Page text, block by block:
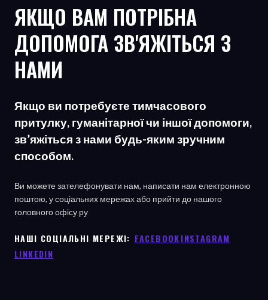
ЯКЩО ВАМ ПОТРІБНА
ДОПОМОГА ЗВ'ЯЖІТЬСЯ З
НАМИ
Якщо ви потребуєте тимчасового
притулку, гуманітарної чи іншої допомоги,
зв’яжіться з нами будь-яким зручним
способом.
Ви можете зателефонувати нам, написати нам електронною
поштою, у соціальних мережах або прийти до нашого
головного офісу ру
НАШІ СОЦІАЛЬНІ МЕРЕЖІ: ㅤ FACEBOOKINSTAGRAM
LINKEDIN